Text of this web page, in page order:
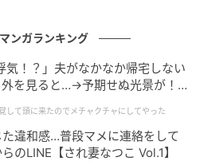
んでいます。趣味の一つで
けていて、会うたびにすて
くれたりもします。
愚痴を聞いたことがなく、
ことを楽しんでいてストレ
ンガランキング
気！？」夫がなかなか帰宅しない
を見ると…→予期せぬ光景が！
やった
して頭に来たのでメチャクチャにしてやった
違和感…普段マメに連絡をして
のLINE【され妻なつこ Vol.1】